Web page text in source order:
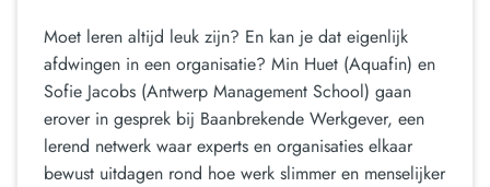
Moet leren altijd leuk zijn? En kan je dat eigenlijk
afdwingen in een organisatie? Min Huet (Aquafin) en
Sofie Jacobs (Antwerp Management School) gaan
erover in gesprek bij Baanbrekende Werkgever, een
lerend netwerk waar experts en organisaties elkaar
bewust uitdagen rond hoe werk slimmer en menselijker